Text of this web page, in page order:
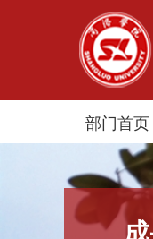
部门首页